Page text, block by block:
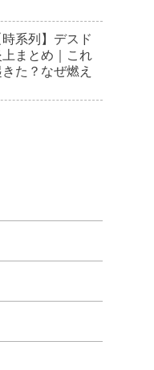
時系列】デスド
まとめ｜これ
た？なぜ燃え